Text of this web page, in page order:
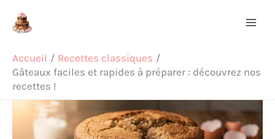
Accueil
Recettes classiques
Gâteaux faciles et rapides à préparer : découvrez nos
recettes !
Rechercher